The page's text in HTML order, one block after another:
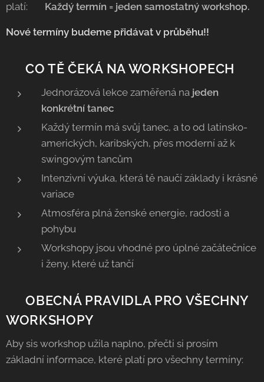
platí: 👉 Každý termín = jeden samostatný workshop.
Nové termíny budeme přidávat v průběhu!!
💃 CO TĚ ČEKÁ NA WORKSHOPECH
Jednorázová lekce zaměřená na jeden
konkrétní tanec
Každý termín má svůj tanec, a to od latinsko-
amerických, karibských, přes moderní až k
swingovým tancům
Intenzivní výuka, která tě naučí základy i krásné
variace
Atmosféra plná ženské energie, radosti a
pohybu
Workshopy jsou vhodné pro úplné začátečnice
i ženy, které už tančí
👗 OBECNÁ PRAVIDLA PRO VŠECHNY
WORKSHOPY
Aby sis workshop užila naplno, přečti si prosím
základní informace, které platí pro všechny termíny: